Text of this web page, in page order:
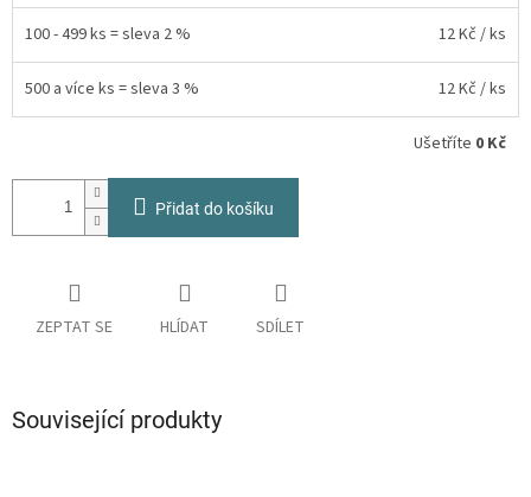
100 - 499 ks = sleva 2 % 12 Kč / ks
500 a více ks = sleva 3 % 12 Kč / ks
Ušetříte 0 Kč
Přidat do košíku
ZEPTAT SE HLÍDAT SDÍLET
Související produkty